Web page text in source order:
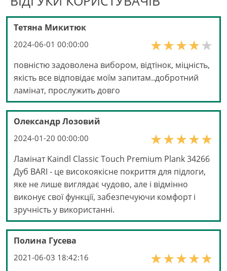
Тетяна Микитюк
2024-06-01 00:00:00
повністю задоволена вибором, відтінок, міцність,
якість все відповідає моїм запитам..добротний
ламінат, прослужить довго
Олександр Лозовий
2024-01-20 00:00:00
Ламінат Kaindl Classic Touch Premium Plank 34266
Дуб BARI - це високоякісне покриття для підлоги,
яке не лише виглядає чудово, але і відмінно
виконує свої функції, забезпечуючи комфорт і
зручність у використанні.
Полина Гусева
2021-06-03 18:42:16